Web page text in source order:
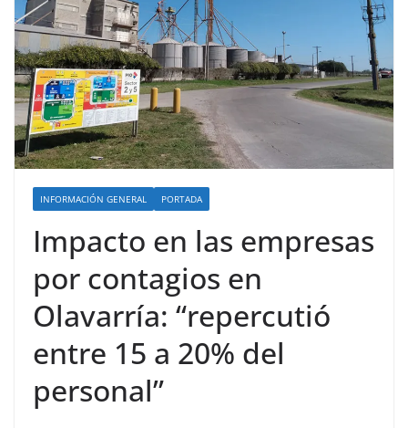
INFORMACIÓN GENERAL PORTADA
Impacto en las empresas
por contagios en
Olavarría: “repercutió
entre 15 a 20% del
personal”